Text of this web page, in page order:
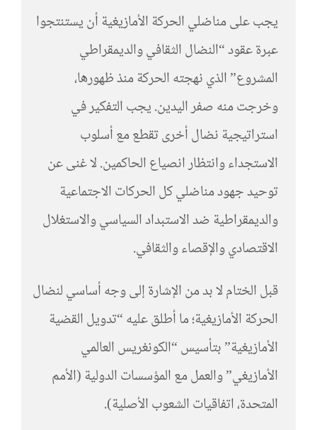
يجب على مناضلي الحركة الأمازيغية أن يستنتجوا
عبرة عقود “النضال الثقافي والديمقراطي
المشروع” الذي نهجته الحركة منذ ظهورها،
وخرجت منه صفر اليدين. يجب التفكير في
استراتيجية نضال أخرى تقطع مع أسلوب
الاستجداء وانتظار انصياع الحاكمين. لا غنى عن
توحيد جهود مناضلي كل الحركات الاجتماعية
والديمقراطية ضد الاستبداد السياسي والاستغلال
الاقتصادي والإقصاء والثقافي.
قبل الختام لا بد من الإشارة إلى وجه أساسي لنضال
الحركة الأمازيغية؛ ما أطلق عليه “تدويل القضية
الأمازيغية” بتأسيس “الكونغريس العالمي
الأمازيغي” والعمل مع المؤسسات الدولية (الأمم
المتحدة، اتفاقيات الشعوب الأصلية).